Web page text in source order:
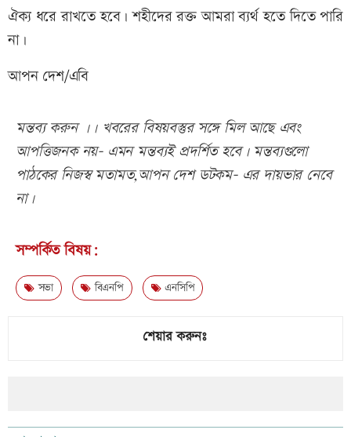
ঐক্য ধরে রাখতে হবে। শহীদের রক্ত আমরা ব্যর্থ হতে দিতে পারি
না।
আপন দেশ/এবি
মন্তব্য করুন ।। খবরের বিষয়বস্তুর সঙ্গে মিল আছে এবং
আপত্তিজনক নয়- এমন মন্তব্যই প্রদর্শিত হবে। মন্তব্যগুলো
পাঠকের নিজস্ব মতামত,আপন দেশ ডটকম- এর দায়ভার নেবে
না।
সম্পর্কিত বিষয়:
সভা বিএনপি এনসিপি
শেয়ার করুনঃ